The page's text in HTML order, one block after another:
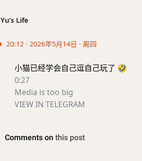
Yu’s Life
20:12 · 2026年5月14日 · 周四
小猫已经学会自己逗自己玩了 🤣
0:27
Media is too big
VIEW IN TELEGRAM